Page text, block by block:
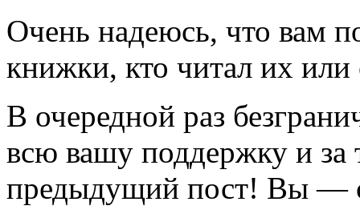
Очень надеюсь, что вам
книжки, кто читал их или
В очередной раз
всю вашу поддержку и за
предыдущий пост! Вы —